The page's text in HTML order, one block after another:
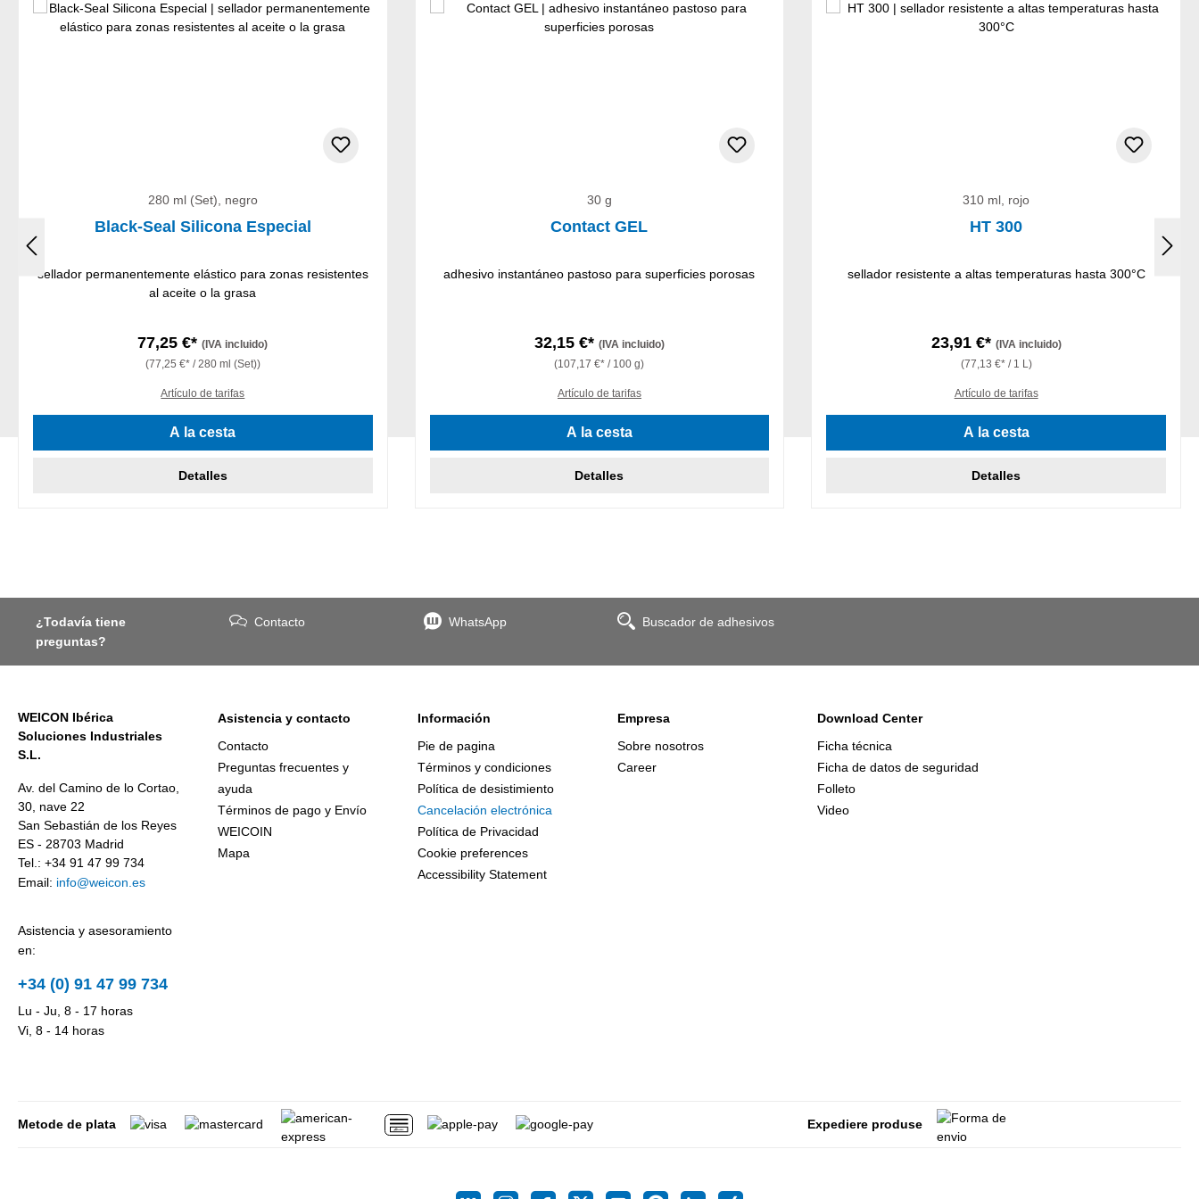
280 ml (Set), negro
Black-Seal Silicona Especial
sellador permanentemente elástico para zonas resistentes
al aceite o la grasa
77,25 €*(IVA incluido)
(77,25 €* / 280 ml (Set))
Artículo de tarifas
A la cesta
Detalles
30 g
Contact GEL
adhesivo instantáneo pastoso para superficies porosas
32,15 €* (IVA incluido)
(107,17 €* / 100 g)
Artículo de tarifas
A la cesta
Detalles
310 ml, rojo
HT 300
sellador resistente a altas temperaturas hasta 300°C
23,91 €* (IVA incluido)
(77,13 €* / 1 L)
Artículo de tarifas
A la cesta
Detalles
¿Todavía tiene
preguntas?
Contacto WhatsApp Buscador de adhesivos
WEICON Ibérica
Soluciones Industriales
S.L.
Av. del Camino de lo Cortao,
30, nave 22
San Sebastián de los Reyes
ES - 28703 Madrid
Tel.: +34 91 47 99 734
Email: info@weicon.es
Asistencia y asesoramiento
en:
+34 (0) 91 47 99 734
Lu - Ju, 8 - 17 horas
Vi, 8 - 14 horas
Asistencia y contacto
Contacto
Preguntas frecuentes y
ayuda
Términos de pago y Envío
WEICOIN
Mapa
Información
Pie de pagina
Términos y condiciones
Política de desistimiento
Cancelación electrónica
Política de Privacidad
Cookie preferences
Accessibility Statement
Empresa
Sobre nosotros
Career
Download Center
Ficha técnica
Ficha de datos de seguridad
Folleto
Video
Metode de plata Expediere produse